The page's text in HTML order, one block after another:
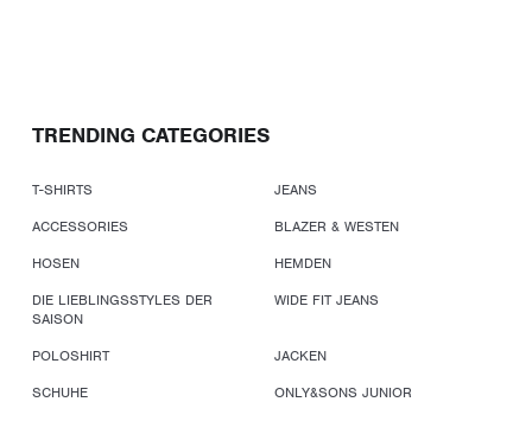
TRENDING CATEGORIES
T-SHIRTS
JEANS
ACCESSORIES
BLAZER & WESTEN
HOSEN
HEMDEN
DIE LIEBLINGSSTYLES DER
SAISON
WIDE FIT JEANS
POLOSHIRT
JACKEN
SCHUHE
ONLY&SONS JUNIOR